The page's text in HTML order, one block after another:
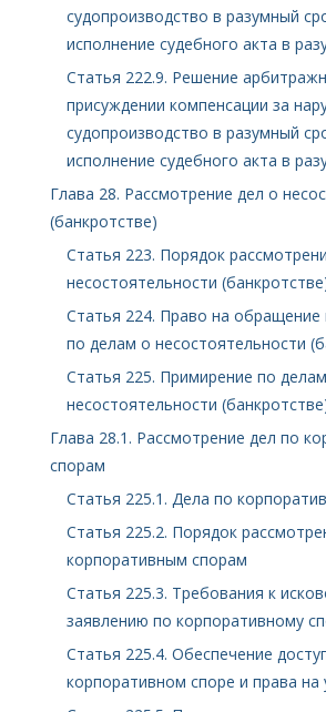
судопроизводство в разумный
исполнение судебного акта в
Статья 222.9. Решение
присуждении компенсации за
судопроизводство в разумный
исполнение судебного акта в
Глава 28. Рассмотрение дел о
(банкротстве)
Статья 223. Порядок
несостоятельности
Статья 224. Право на обращение
по делам о несостоятельности
Статья 225. Примирение по
несостоятельности
Глава 28.1. Рассмотрение дел по
спорам
Статья 225.1. Дела по
Статья 225.2. Порядок
корпоративным спорам
Статья 225.3. Требования к
заявлению по корпоративному
Статья 225.4. Обеспечение
корпоративном споре и права на